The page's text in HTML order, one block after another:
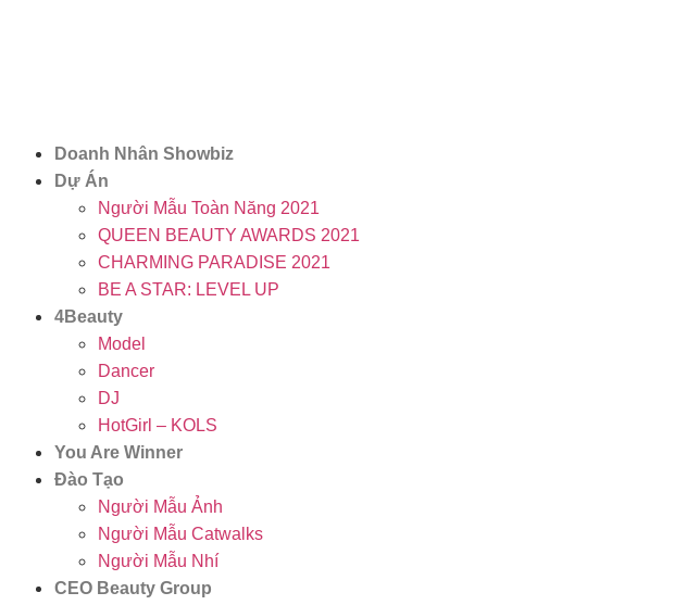
Doanh Nhân Showbiz
Dự Án
Người Mẫu Toàn Năng 2021
QUEEN BEAUTY AWARDS 2021
CHARMING PARADISE 2021
BE A STAR: LEVEL UP
4Beauty
Model
Dancer
DJ
HotGirl – KOLS
You Are Winner
Đào Tạo
Người Mẫu Ảnh
Người Mẫu Catwalks
Người Mẫu Nhí
CEO Beauty Group